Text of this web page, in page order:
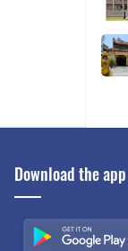
Download the app